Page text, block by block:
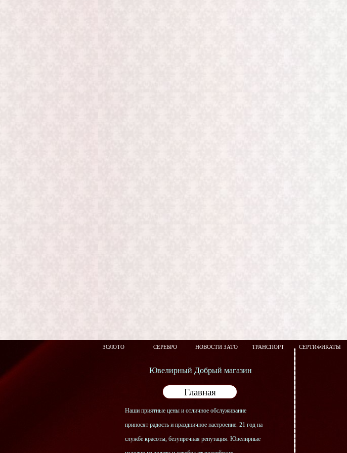
Ювелирный Добрый магазин
Главная
ЗОЛОТО СЕРЕБРО НОВОСТИ ЗАТО ТРАНСПОРТ СЕРТИФИКАТЫ
Наши приятные цены и отличное обслуживание
приносят радость и праздничное настроение. 21 год на
службе красоты, безупречная репутация. Ювелирные